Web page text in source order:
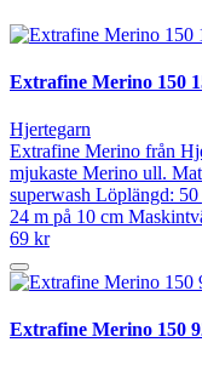
Extrafine Merino 150
Hjertegarn
Extrafine Merino från
mjukaste Merino ull.
superwash Löplängd:
24 m på 10 cm
69 kr
Extrafine Merino 150